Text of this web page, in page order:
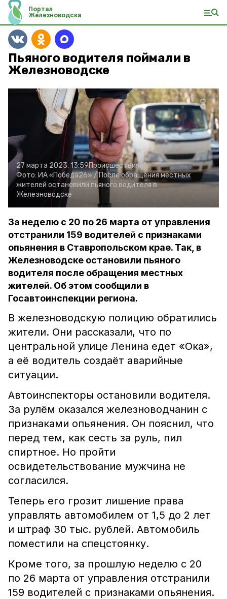
Портал
Железноводска
Пьяного водителя поймали в
Железноводске
27 марта 2023, 13:59Происшествия
Фото: ИА «Победа26» / После обращения местных
жителей остановили пьяного водителя в
Железноводске
За неделю с 20 по 26 марта от управления
отстранили 159 водителей с признаками
опьянения в Ставропольском крае. Так, в
Железноводске остановили пьяного
водителя после обращения местных
жителей. Об этом сообщили в
Госавтоинспекции региона.
В железноводскую полицию обратились
жители. Они рассказали, что по
центральной улице Ленина едет «Ока»,
а её водитель создаёт аварийные
ситуации.
Автоинспекторы остановили водителя.
За рулём оказался железноводчанин с
признаками опьянения. Он пояснил, что
перед тем, как сесть за руль, пил
спиртное. Но пройти
освидетельствование мужчина не
согласился.
Теперь его грозит лишение права
управлять автомобилем от 1,5 до 2 лет
и штраф 30 тыс. рублей. Автомобиль
поместили на спецстоянку.
Кроме того, за прошлую неделю с 20
по 26 марта от управления отстранили
159 водителей с признаками опьянения.